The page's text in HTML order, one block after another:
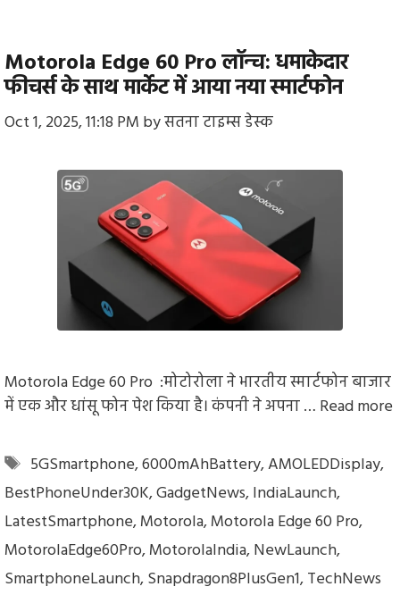
Motorola Edge 60 Pro लॉन्च: धमाकेदार
फीचर्स के साथ मार्केट में आया नया स्मार्टफोन
Oct 1, 2025, 11:18 PM byसतना टाइम्स डेस्क
Motorola Edge 60 Pro :मोटोरोला ने भारतीय स्मार्टफोन बाजार
में एक और धांसू फोन पेश किया है। कंपनी ने अपना … Read more
Tags
5GSmartphone,6000mAhBattery,AMOLEDDisplay,
BestPhoneUnder30K,GadgetNews,IndiaLaunch,
LatestSmartphone,Motorola,Motorola Edge 60 Pro,
MotorolaEdge60Pro,MotorolaIndia,NewLaunch,
SmartphoneLaunch,Snapdragon8PlusGen1,TechNews